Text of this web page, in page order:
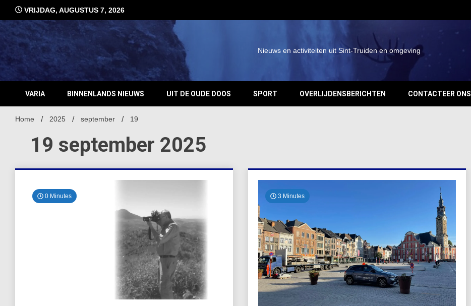
inhoud
VRIJDAG, AUGUSTUS 7, 2026
Nieuws en activiteiten uit Sint-Truiden en omgeving
VARIA BINNENLANDS NIEUWS UIT DE OUDE DOOS SPORT OVERLIJDENSBERICHTEN CONTACTEER ONS
Home 2025 september 19
19 september 2025
0 Minutes 3 Minutes